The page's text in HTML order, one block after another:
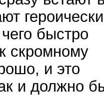
быстро
скромному
и это
и должно